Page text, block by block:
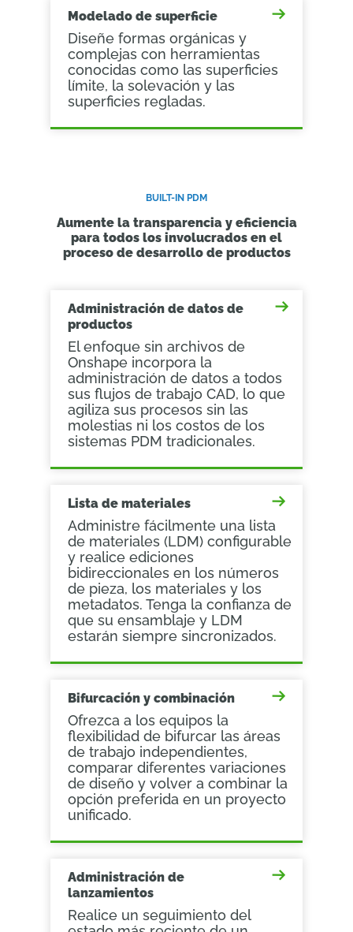
Modelado de superficie
Diseñe formas orgánicas y
complejas con herramientas
conocidas como las superficies
límite, la solevación y las
superficies regladas.
BUILT-IN PDM
Aumente la transparencia y eficiencia
para todos los involucrados en el
proceso de desarrollo de productos
Administración de datos de
productos
El enfoque sin archivos de
Onshape incorpora la
administración de datos a todos
sus flujos de trabajo CAD, lo que
agiliza sus procesos sin las
molestias ni los costos de los
sistemas PDM tradicionales.
Lista de materiales
Administre fácilmente una lista
de materiales (LDM) configurable
y realice ediciones
bidireccionales en los números
de pieza, los materiales y los
metadatos. Tenga la confianza de
que su ensamblaje y LDM
estarán siempre sincronizados.
Bifurcación y combinación
Ofrezca a los equipos la
flexibilidad de bifurcar las áreas
de trabajo independientes,
comparar diferentes variaciones
de diseño y volver a combinar la
opción preferida en un proyecto
unificado.
Administración de
lanzamientos
Realice un seguimiento del